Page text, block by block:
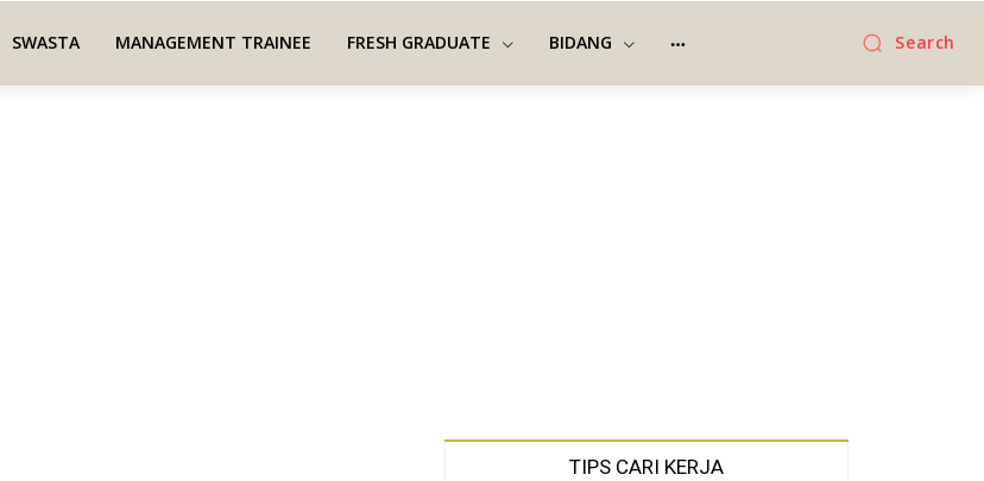
SWASTA MANAGEMENT TRAINEE FRESH GRADUATE BIDANG Search
TIPS CARI KERJA